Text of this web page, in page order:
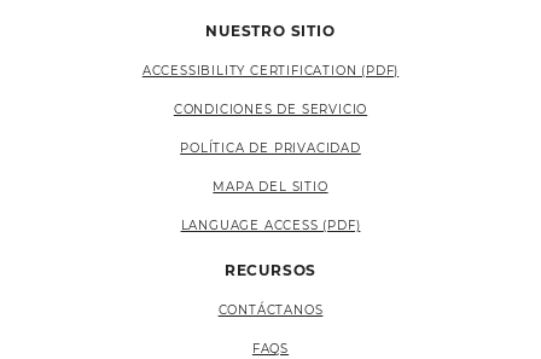
NUESTRO SITIO
ACCESSIBILITY CERTIFICATION (PDF)
CONDICIONES DE SERVICIO
POLÍTICA DE PRIVACIDAD
MAPA DEL SITIO
LANGUAGE ACCESS (PDF)
RECURSOS
CONTÁCTANOS
FAQS